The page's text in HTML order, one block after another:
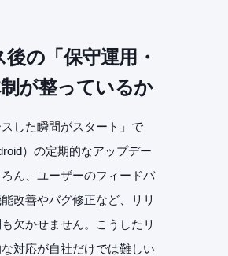
の「保守運用・
が整っているか
した瞬間がスタート」で
）の定期的なアップデー
ん、ユーザーのフィードバ
改善やバグ修正など、リリ
欠かせません。こうしたリ
対応が自社だけでは難しい